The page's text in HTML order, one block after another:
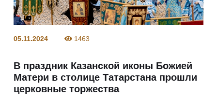
05.11.2024 1463
В праздник Казанской иконы Божией
Матери в столице Татарстана прошли
церковные торжества